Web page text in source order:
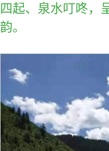
四起、泉水叮咚，
韵。